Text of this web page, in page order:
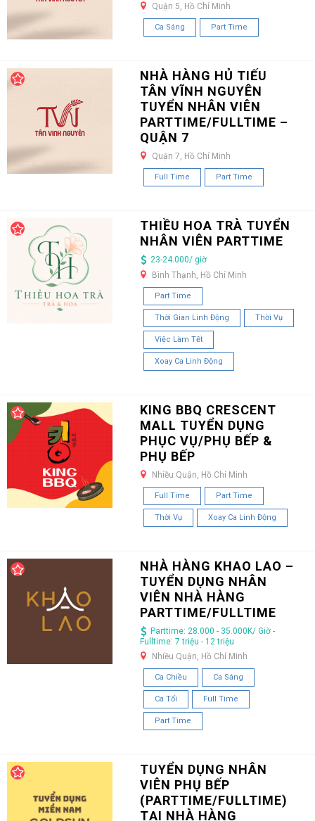
Quận 5, Hồ Chí Minh
Ca Sáng Part Time
NHÀ HÀNG HỦ TIẾU
TÂN VĨNH NGUYÊN
TUYỂN NHÂN VIÊN
PARTTIME/FULLTIME –
QUẬN 7
Quận 7, Hồ Chí Minh
Full Time Part Time
THIỀU HOA TRÀ TUYỂN
NHÂN VIÊN PARTTIME
23-24.000/ giờ
Bình Thạnh, Hồ Chí Minh
Part Time
Thời Gian Linh Động Thời Vụ
Việc Làm Tết
Xoay Ca Linh Động
KING BBQ CRESCENT
MALL TUYỂN DỤNG
PHỤC VỤ/PHỤ BẾP &
PHỤ BẾP
Nhiều Quận, Hồ Chí Minh
Full Time Part Time
Thời Vụ Xoay Ca Linh Động
NHÀ HÀNG KHAO LAO –
TUYỂN DỤNG NHÂN
VIÊN NHÀ HÀNG
PARTTIME/FULLTIME
Parttime: 28.000 - 35.000K/ Giờ -
Fulltime: 7 triệu - 12 triệu
Nhiều Quận, Hồ Chí Minh
Ca Chiều Ca Sáng
Ca Tối Full Time
Part Time
TUYỂN DỤNG NHÂN
VIÊN PHỤ BẾP
(PARTTIME/FULLTIME)
TẠI NHÀ HÀNG